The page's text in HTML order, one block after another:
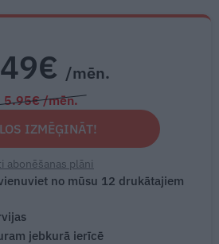
/mēn.
5.95€ /mēn.
IZMĒĢINĀT!
abonēšanas plāni
no mūsu 12 drukātajiem
jebkurā ierīcē